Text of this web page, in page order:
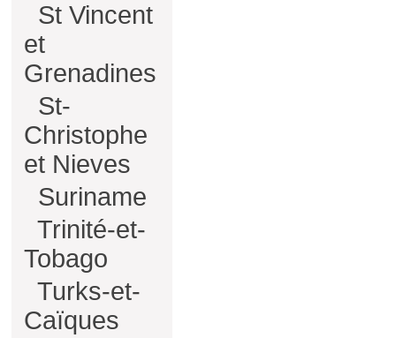
St Vincent
et
Grenadines
St-
Christophe
et Nieves
Suriname
Trinité-et-
Tobago
Turks-et-
Caïques